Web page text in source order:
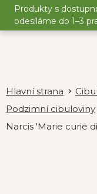
Přejít
obsah
Produkty s
odesíláme do 1–3
Podzimní cibuloviny
Narcis 'Marie curie